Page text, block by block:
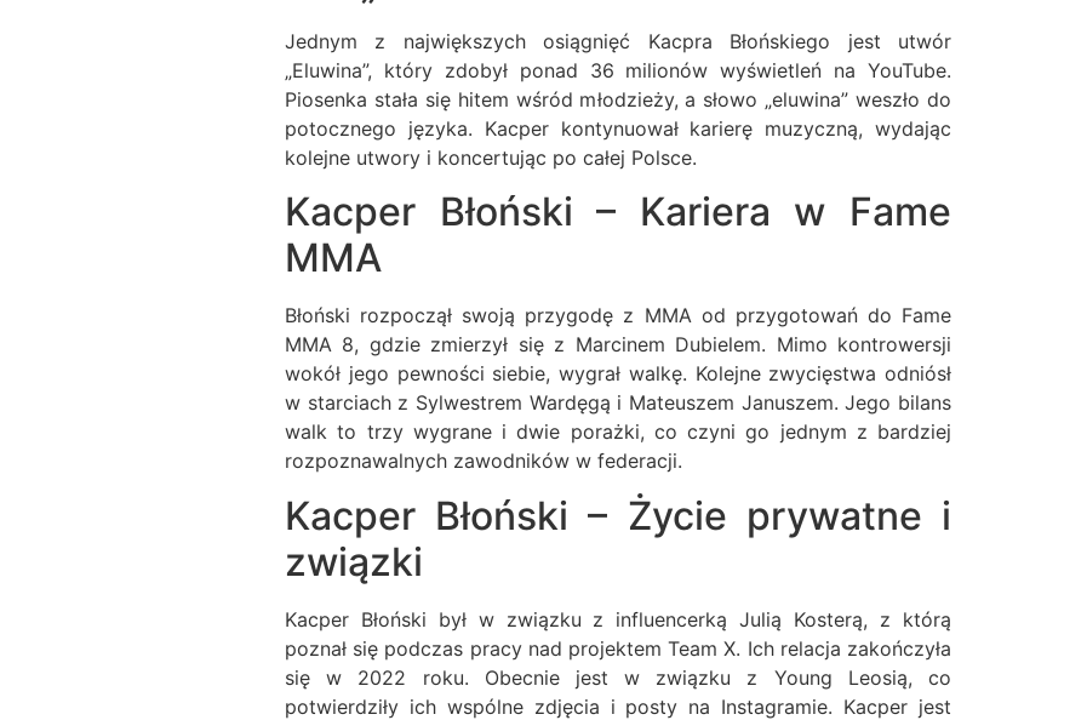
Jednym z największych osiągnięć Kacpra Błońskiego jest utwór
„Eluwina”, który zdobył ponad 36 milionów wyświetleń na YouTube.
Piosenka stała się hitem wśród młodzieży, a słowo „eluwina” weszło do
potocznego języka. Kacper kontynuował karierę muzyczną, wydając
kolejne utwory i koncertując po całej Polsce.
Kacper Błoński – Kariera w Fame
MMA
Błoński rozpoczął swoją przygodę z MMA od przygotowań do Fame
MMA 8, gdzie zmierzył się z Marcinem Dubielem. Mimo kontrowersji
wokół jego pewności siebie, wygrał walkę. Kolejne zwycięstwa odniósł
w starciach z Sylwestrem Wardęgą i Mateuszem Januszem. Jego bilans
walk to trzy wygrane i dwie porażki, co czyni go jednym z bardziej
rozpoznawalnych zawodników w federacji.
Kacper Błoński – Życie prywatne i
związki
Kacper Błoński był w związku z influencerką Julią Kosterą, z którą
poznał się podczas pracy nad projektem Team X. Ich relacja zakończyła
się w 2022 roku. Obecnie jest w związku z Young Leosią, co
potwierdziły ich wspólne zdjęcia i posty na Instagramie. Kacper jest